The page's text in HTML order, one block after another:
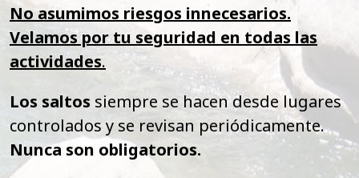
No asumimos riesgos innecesarios.
Velamos por tu seguridad en todas las
actividades.
Los saltos siempre se hacen desde lugares
controlados y se revisan periódicamente.
Nunca son obligatorios.